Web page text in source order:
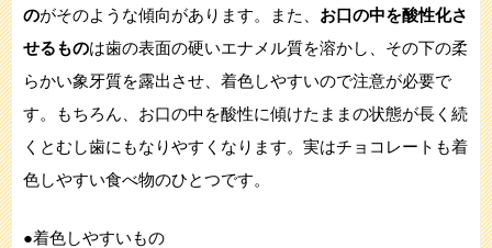
のがそのような傾向があります。また、 お口の中を酸性化さ
せるものは歯の表面の硬いエナメル質を溶かし、その下の柔
らかい象牙質を露出させ、着色しやすいので注意が必要で
す。もちろん、お口の中を酸性に傾けたままの状態が長く続
くとむし歯にもなりやすくなります。実はチョコレートも着
色しやすい食べ物のひとつです。
●着色しやすいもの